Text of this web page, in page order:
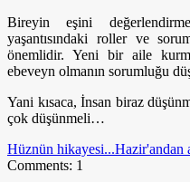
Bireyin eşini
yaşantısındaki roller ve
önemlidir. Yeni bir aile
ebeveyn olmanın sorumluğu
Yani kısaca, İnsan biraz
çok düşünmeli…
Hüznün hikayesi...Hazir'andan
Comments: 1